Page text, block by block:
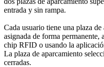
entrada y sin rampa.
Cada usuario tiene una plaza
asignada de forma permanente,
chip RFID o usando la
La plaza de aparcamiento
cerradas.